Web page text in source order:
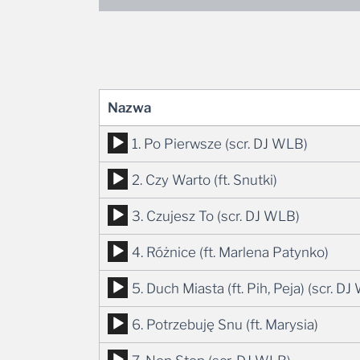
Nazwa
Odtwarzacz
plików
dźwiękowych
1. Po Pierwsze (scr. DJ WLB)
Odtwarzacz
plików
dźwiękowych
2. Czy Warto (ft. Snutki)
Odtwarzacz
plików
dźwiękowych
3. Czujesz To (scr. DJ WLB)
Odtwarzacz
plików
dźwiękowych
4. Różnice (ft. Marlena Patynko)
Odtwarzacz
plików
dźwiękowych
5. Duch Miasta (ft. Pih, Peja) (scr. DJ
Odtwarzacz
plików
6. Potrzebuję Snu (ft. Marysia)